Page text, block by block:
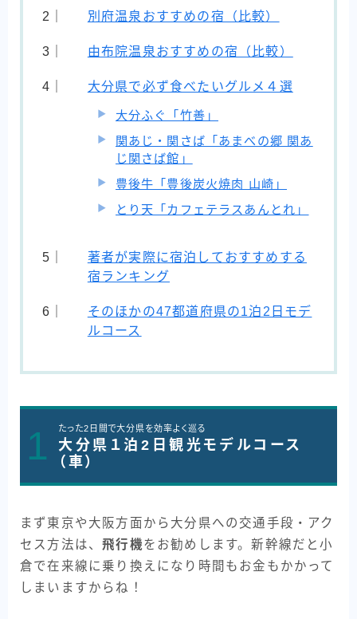
別府温泉おすすめの宿（比較）
由布院温泉おすすめの宿（比較）
大分県で必ず食べたいグルメ４選
大分ふぐ「竹善」
関あじ・関さば「あまべの郷 関あ
じ関さば館」
豊後牛「豊後炭火焼肉 山崎」
とり天「カフェテラスあんとれ」
著者が実際に宿泊しておすすめする
宿ランキング
そのほかの47都道府県の1泊2日モデ
ルコース
1 たった2日間で大分県を効率よく巡る
大分県１泊2日観光モデルコース
（車）
まず東京や大阪方面から大分県への交通手段・アク
セス方法は、飛行機をお勧めします。新幹線だと小
倉で在来線に乗り換えになり時間もお金もかかって
しまいますからね！